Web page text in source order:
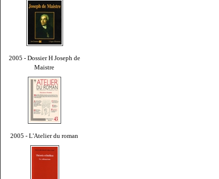
2005 - Dossier H Joseph de
Maistre
2005 - L'Atelier du roman